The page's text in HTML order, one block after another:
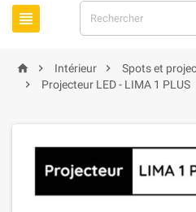

  Intérieur 
Spots et

Projecteur LED - LIMA 1 PLUS